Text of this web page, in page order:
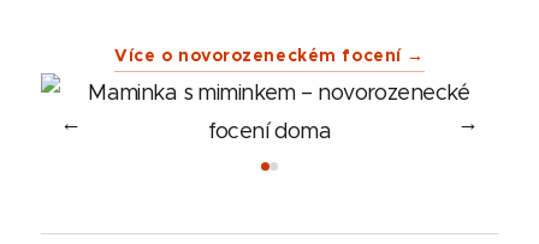
Více o novorozeneckém focení →
← →